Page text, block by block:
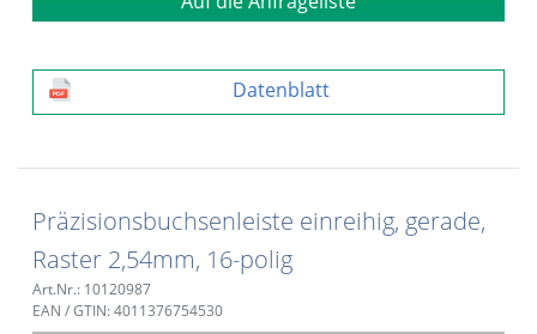
Datenblatt
Präzisionsbuchsenleiste einreihig, gerade,
Raster 2,54mm, 16-polig
Art.Nr.: 10120987
EAN / GTIN: 4011376754530